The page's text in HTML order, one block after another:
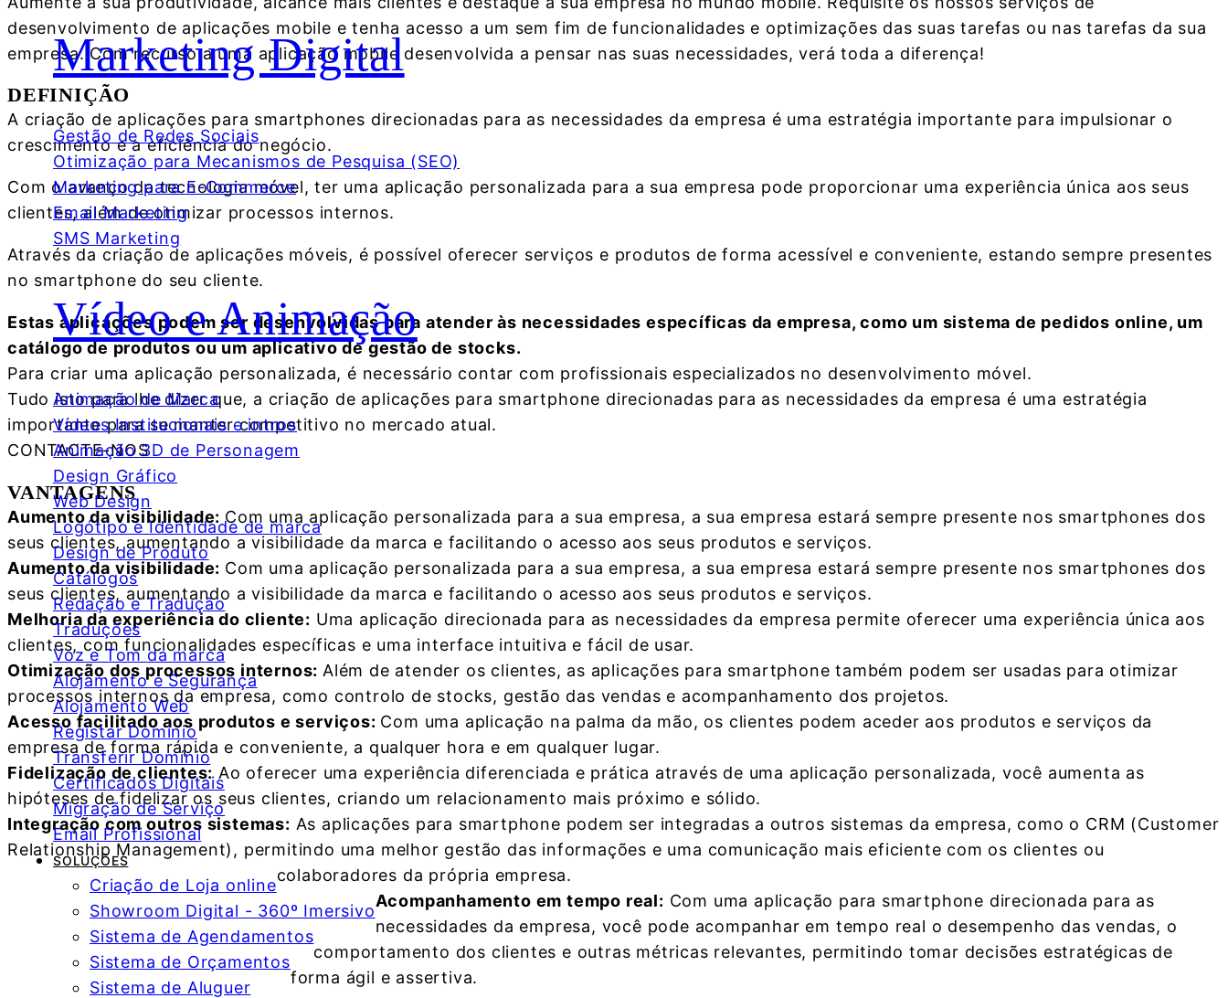
Marketing Digital
Gestão de Redes Sociais
Otimização para Mecanismos de Pesquisa (SEO)
Marketing para E-Commerce
Email Marketing
SMS Marketing
Vídeo e Animação
Animação de Marca
Vídeos Institucionais e intros
Animação 3D de Personagem
Design Gráfico
Web Design
Logótipo e Identidade de marca
Design de Produto
Catálogos
Redação e Tradução
Traduções
Voz e Tom da marca
Alojamento e Segurança
Alojamento Web
Registar Domínio
Transferir Domínio
Certificados Digitais
Migração de Serviço
Email Profissional
SOLUÇÕES
Criação de Loja online
Showroom Digital - 360º Imersivo
Sistema de Agendamentos
Sistema de Orçamentos
Sistema de Aluguer
desenvolvimento de aplicações mobile e tenha acesso a um sem fim de funcionalidades e optimizações das suas tarefas ou nas tarefas da sua
empresa. Com recurso a uma aplicação mobile desenvolvida a pensar nas suas necessidades, verá toda a diferença!
DEFINIÇÃO
A criação de aplicações para smartphones direcionadas para as necessidades da empresa é uma estratégia importante para impulsionar o
crescimento e a eficiência do negócio.
Com o avanço da tecnologia móvel, ter uma aplicação personalizada para a sua empresa pode proporcionar uma experiência única aos seus
clientes, além de otimizar processos internos.
Através da criação de aplicações móveis, é possível oferecer serviços e produtos de forma acessível e conveniente, estando sempre presentes
no smartphone do seu cliente.
Estas aplicações podem ser desenvolvidas para atender às necessidades específicas da empresa, como um sistema de pedidos online, um
catálogo de produtos ou um aplicativo de gestão de stocks.
Para criar uma aplicação personalizada, é necessário contar com profissionais especializados no desenvolvimento móvel.
Tudo isto para lhe dizer que, a criação de aplicações para smartphone direcionadas para as necessidades da empresa é uma estratégia
importante para se manter competitivo no mercado atual.
CONTACTE-NOS
VANTAGENS
Aumento da visibilidade: Com uma aplicação personalizada para a sua empresa, a sua empresa estará sempre presente nos smartphones dos
seus clientes, aumentando a visibilidade da marca e facilitando o acesso aos seus produtos e serviços.
Aumento da visibilidade: Com uma aplicação personalizada para a sua empresa, a sua empresa estará sempre presente nos smartphones dos
seus clientes, aumentando a visibilidade da marca e facilitando o acesso aos seus produtos e serviços.
Melhoria da experiência do cliente: Uma aplicação direcionada para as necessidades da empresa permite oferecer uma experiência única aos
clientes, com funcionalidades específicas e uma interface intuitiva e fácil de usar.
Otimização dos processos internos: Além de atender os clientes, as aplicações para smartphone também podem ser usadas para otimizar
processos internos da empresa, como controlo de stocks, gestão das vendas e acompanhamento dos projetos.
Acesso facilitado aos produtos e serviços: Com uma aplicação na palma da mão, os clientes podem aceder aos produtos e serviços da
empresa de forma rápida e conveniente, a qualquer hora e em qualquer lugar.
Fidelização de clientes:Ao oferecer uma experiência diferenciada e prática através de uma aplicação personalizada, você aumenta as
hipóteses de fidelizar os seus clientes, criando um relacionamento mais próximo e sólido.
Integração com outros sistemas: As aplicações para smartphone podem ser integradas a outros sistemas da empresa, como o CRM (Customer
Relationship Management), permitindo uma melhor gestão das informações e uma comunicação mais eficiente com os clientes ou
colaboradores da própria empresa.
Acompanhamento em tempo real: Com uma aplicação para smartphone direcionada para as
necessidades da empresa, você pode acompanhar em tempo real o desempenho das vendas, o
comportamento dos clientes e outras métricas relevantes, permitindo tomar decisões estratégicas de
forma ágil e assertiva.